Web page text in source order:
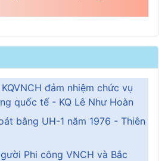
đảm nhiệm chức vụ
quốc tế - KQ Lê Như Hoàn
bằng UH-1 năm 1976 - Thiên
Phi công VNCH và Bắc